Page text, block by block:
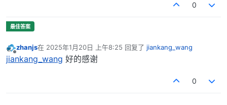
0
离线
zhanjs在 2025年1月20日 上午8:25 回复了 jiankang_wang
最后由 编辑
jiankang_wang 好的感谢
0